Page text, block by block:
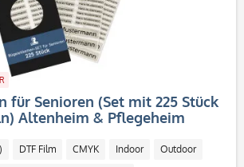
für Senioren (Set mit 225 Stück
Altenheim & Pflegeheim
DTF Film CMYK Indoor Outdoor